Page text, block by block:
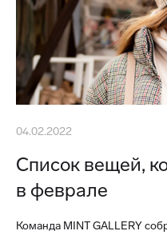
04.02.2022
Список вещей,
в феврале
Команда MINT GALLERY